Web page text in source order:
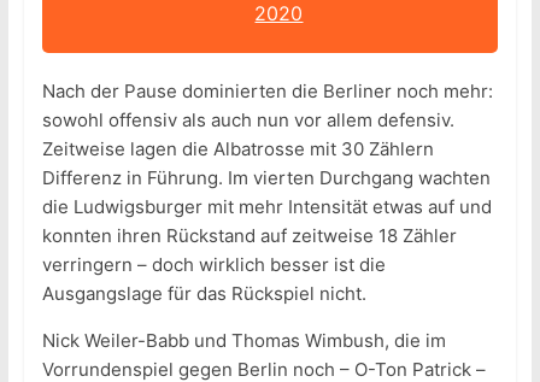
2020
Nach der Pause dominierten die Berliner noch mehr:
sowohl offensiv als auch nun vor allem defensiv.
Zeitweise lagen die Albatrosse mit 30 Zählern
Differenz in Führung. Im vierten Durchgang wachten
die Ludwigsburger mit mehr Intensität etwas auf und
konnten ihren Rückstand auf zeitweise 18 Zähler
verringern – doch wirklich besser ist die
Ausgangslage für das Rückspiel nicht.
Nick Weiler-Babb und Thomas Wimbush, die im
Vorrundenspiel gegen Berlin noch – O-Ton Patrick –